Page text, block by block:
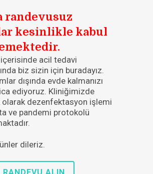
randevusuz
kesinlikle kabul
acil tedavi
biz sizin için buradayız.
dışında evde kalmanızı
ediyoruz. Kliniğimizde
olarak dezenfektasyon işlemi
ve pandemi protokolü
dileriz.